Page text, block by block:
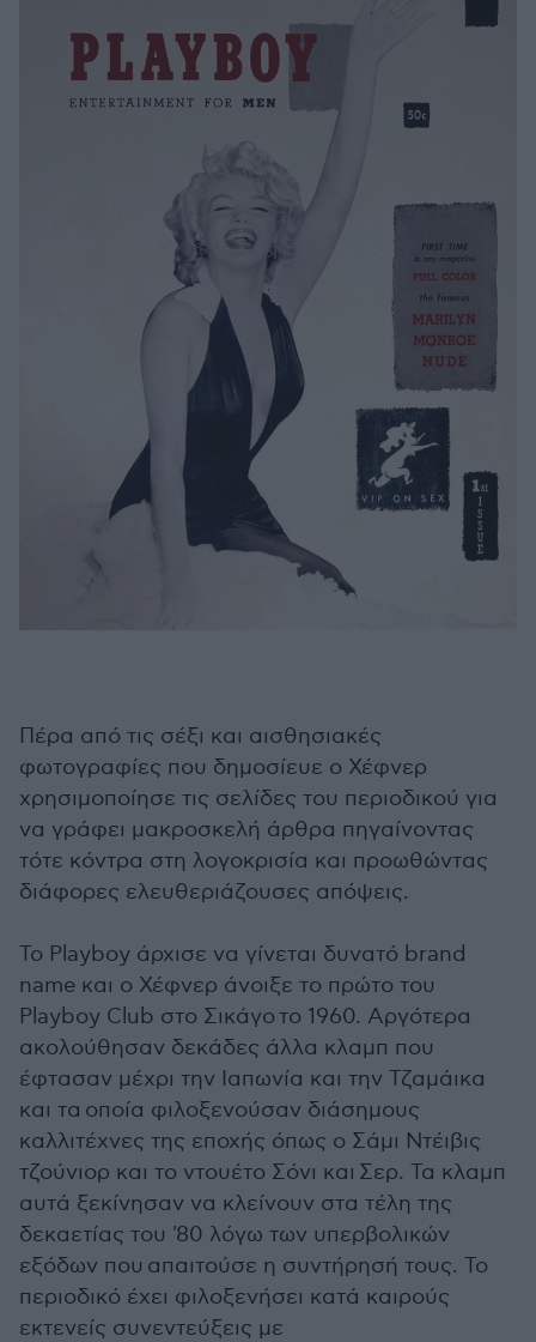
Πέρα από τις σέξι και αισθησιακές
φωτογραφίες που δημοσίευε ο Χέφνερ
χρησιμοποίησε τις σελίδες του περιοδικού για
να γράφει μακροσκελή άρθρα πηγαίνοντας
τότε κόντρα στη λογοκρισία και προωθώντας
διάφορες ελευθεριάζουσες απόψεις.
Το Playboy άρχισε να γίνεται δυνατό brand
name και ο Χέφνερ άνοιξε το πρώτο του
Playboy Club στο Σικάγο το 1960. Αργότερα
ακολούθησαν δεκάδες άλλα κλαμπ που
έφτασαν μέχρι την Ιαπωνία και την Τζαμάικα
και τα οποία φιλοξενούσαν διάσημους
καλλιτέχνες της εποχής όπως ο Σάμι Ντέιβις
τζούνιορ και το ντουέτο Σόνι και Σερ. Τα κλαμπ
αυτά ξεκίνησαν να κλείνουν στα τέλη της
δεκαετίας του '80 λόγω των υπερβολικών
εξόδων που απαιτούσε η συντήρησή τους. Το
περιοδικό έχει φιλοξενήσει κατά καιρούς
εκτενείς συνεντεύξεις με